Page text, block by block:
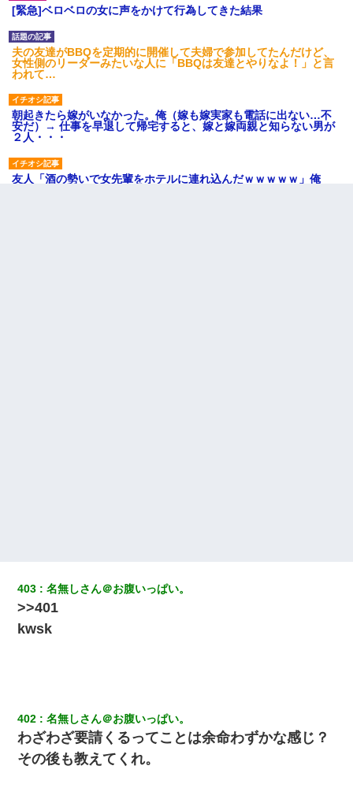
[緊急]ベロベロの女に声をかけて行為してきた結果
夫の友達がBBQを定期的に開催して夫婦で参加してたんだけど、
女性側のリーダーみたいな人に「BBQは友達とやりなよ！」と言
われて…
朝起きたら嫁がいなかった。俺（嫁も嫁実家も電話に出ない…不
安だ）→ 仕事を早退して帰宅すると、嫁と嫁両親と知らない男が
２人・・・
友人「酒の勢いで女先輩をホテルに連れ込んだｗｗｗｗｗ」俺
していて…』私「！？」→ 翌日。ママ友たちの様子が微妙におか
しくなり・・・
「話してみるよ」→ 後日・・・
クラスで一人無口で誰とも話さない男子がいた。→修学旅行に来
なかったその男子に女子達がお土産を渡した。5分後…
403 名無しさん＠お腹いっぱい。
>>401
kwsk
402 名無しさん＠お腹いっぱい。
わざわざ要請くるってことは余命わずかな感じ？
その後も教えてくれ。